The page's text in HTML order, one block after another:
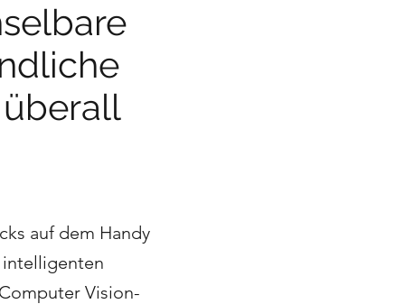
auf dem Handy
Vision-